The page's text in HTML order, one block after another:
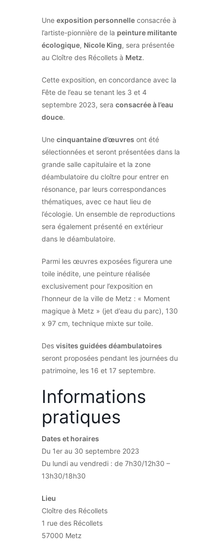
Une exposition personnelle consacrée à
l’artiste-pionnière de la peinture militante
écologique, Nicole King, sera présentée
au Cloître des Récollets à Metz.
Cette exposition, en concordance avec la
Fête de l’eau se tenant les 3 et 4
septembre 2023, sera consacrée à l’eau
douce.
Une cinquantaine d’œuvres ont été
sélectionnées et seront présentées dans la
grande salle capitulaire et la zone
déambulatoire du cloître pour entrer en
résonance, par leurs correspondances
thématiques, avec ce haut lieu de
l’écologie. Un ensemble de reproductions
sera également présenté en extérieur
dans le déambulatoire.
Parmi les œuvres exposées figurera une
toile inédite, une peinture réalisée
exclusivement pour l’exposition en
l’honneur de la ville de Metz : « Moment
magique à Metz » (jet d’eau du parc), 130
x 97 cm, technique mixte sur toile.
Des visites guidées déambulatoires
seront proposées pendant les journées du
patrimoine, les 16 et 17 septembre.
Informations
pratiques
Dates et horaires
Du 1er au 30 septembre 2023
Du lundi au vendredi : de 7h30/12h30 –
13h30/18h30
Lieu
Cloître des Récollets
1 rue des Récollets
57000 Metz